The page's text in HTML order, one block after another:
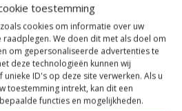
toestemming
cookies om informatie over uw
We doen dit met als doel om
om gepersonaliseerde advertenties te
deze technologieën kunnen wij
ID's op deze site verwerken. Als u
toestemming intrekt, kan dit een
functies en mogelijkheden.